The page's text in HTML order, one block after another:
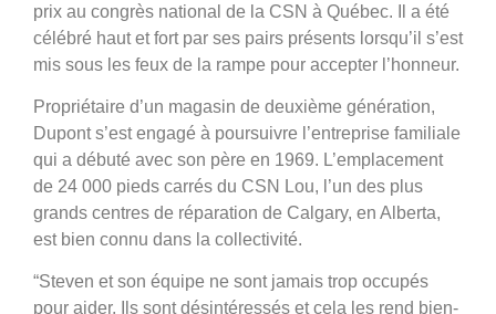
prix au congrès national de la CSN à Québec. Il a été
célébré haut et fort par ses pairs présents lorsqu’il s’est
mis sous les feux de la rampe pour accepter l’honneur.
Propriétaire d’un magasin de deuxième génération,
Dupont s’est engagé à poursuivre l’entreprise familiale
qui a débuté avec son père en 1969. L’emplacement
de 24 000 pieds carrés du CSN Lou, l’un des plus
grands centres de réparation de Calgary, en Alberta,
est bien connu dans la collectivité.
“Steven et son équipe ne sont jamais trop occupés
pour aider. Ils sont désintéressés et cela les rend bien-